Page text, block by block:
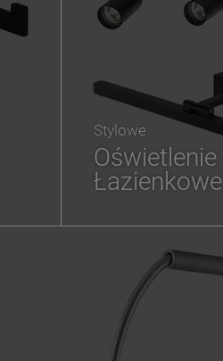
Stylowe
Oświetlenie
Łazienkowe